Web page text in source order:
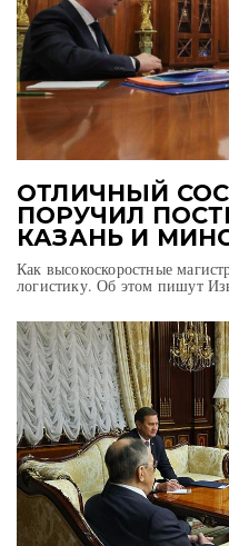
ОТЛИЧНЫЙ
ПОРУЧИЛ
КАЗАНЬ И
Как высокоскоростные
логистику. Об этом пишут